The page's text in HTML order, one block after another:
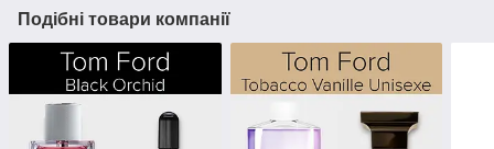
Подібні товари компанії